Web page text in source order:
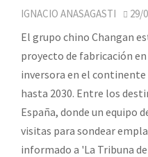
IGNACIO ANASAGASTI 29/
El grupo chino Changan
proyecto de fabricación
inversora en el continente
hasta 2030. Entre los
España, donde un equipo
visitas para sondear
informado a 'La Tribuna